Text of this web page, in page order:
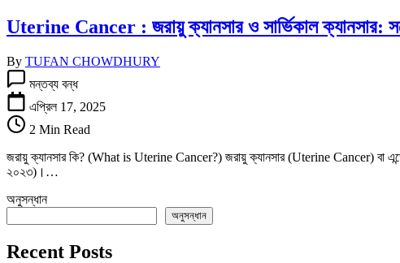
Uterine Cancer : জরায়ু ক্যানসার ও সার্ভিকাল ক্যানসার:
By TUFAN CHOWDHURY
Cancer
:
জরায়ু
ক্যানসার
সার্ভিকাল
ক্যানসার:
সচেতনতা
ও
প্রতিরোধের
গাইড
মন্তব্য বন্ধ
এপ্রিল 17, 2025
2 Min Read
জরায়ু ক্যানসার কি? (What is Uterine Cancer?) জরায়ু ক্যানসার (Uterine Cancer) বা
২০২৩)।…
অনুসন্ধান
অনুসন্ধান
Recent Posts